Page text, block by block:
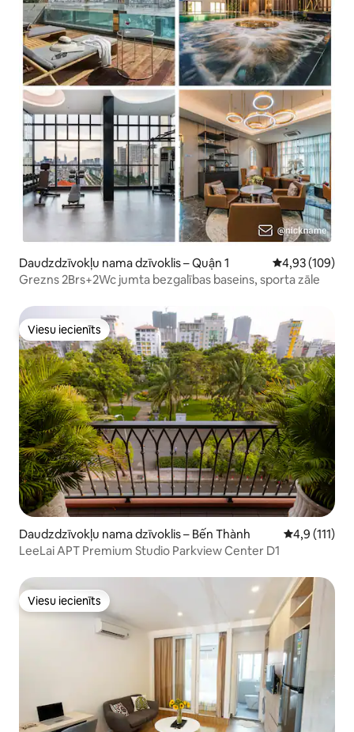
Daudzdzīvokļu nama dzīvoklis – Quận 1 Vidējais
4,93 (109)
Grezns 2Brs+2Wc jumta bezgalības baseins, sporta zāle
Viesu iecienīts
Viesu iecienīts
Daudzdzīvokļu nama dzīvoklis – Bến Thành Vidējais
4,9 (111)
LeeLai APT Premium Studio Parkview Center D1
Viesu iecienīts
Viesu iecienīts